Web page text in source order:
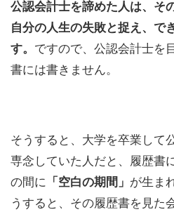
公認会計士を諦めた人は、そ
自分の人生の失敗と捉え、で
す。 ですので、公認会計士を
書には書きません。
そうすると、大学を卒業して
専念していた人だと、履歴書
の間に 「空白の期間」 が生ま
うすると、その履歴書を見た